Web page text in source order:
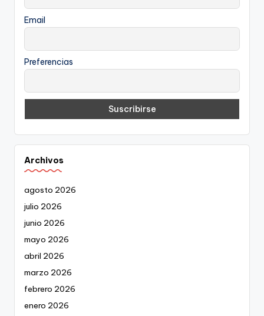
Email
Preferencias
Archivos
agosto 2026
julio 2026
junio 2026
mayo 2026
abril 2026
marzo 2026
febrero 2026
enero 2026